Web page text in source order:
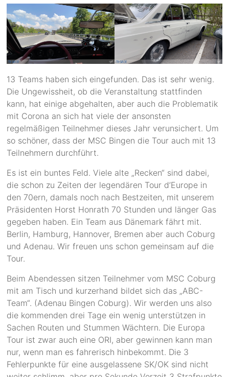
13 Teams haben sich eingefunden. Das ist sehr wenig.
Die Ungewissheit, ob die Veranstaltung stattfinden
kann, hat einige abgehalten, aber auch die Problematik
mit Corona an sich hat viele der ansonsten
regelmäßigen Teilnehmer dieses Jahr verunsichert. Um
so schöner, dass der MSC Bingen die Tour auch mit 13
Teilnehmern durchführt.
Es ist ein buntes Feld. Viele alte „Recken“ sind dabei,
die schon zu Zeiten der legendären Tour d’Europe in
den 70ern, damals noch nach Bestzeiten, mit unserem
Präsidenten Horst Honrath 70 Stunden und länger Gas
gegeben haben. Ein Team aus Dänemark fährt mit.
Berlin, Hamburg, Hannover, Bremen aber auch Coburg
und Adenau. Wir freuen uns schon gemeinsam auf die
Tour.
Beim Abendessen sitzen Teilnehmer vom MSC Coburg
mit am Tisch und kurzerhand bildet sich das „ABC-
Team“. (Adenau Bingen Coburg). Wir werden uns also
die kommenden drei Tage ein wenig unterstützen in
Sachen Routen und Stummen Wächtern. Die Europa
Tour ist zwar auch eine ORI, aber gewinnen kann man
nur, wenn man es fahrerisch hinbekommt. Die 3
Fehlerpunkte für eine ausgelassene SK/OK sind nicht